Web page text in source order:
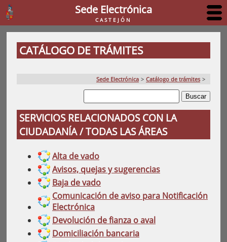
Sede Electrónica
CASTEJÓN
CATÁLOGO DE TRÁMITES
Sede Electrónica > Catálogo de trámites >
SERVICIOS RELACIONADOS CON LA
CIUDADANÍA / TODAS LAS ÁREAS
Alta de vado
Avisos, quejas y sugerencias
Baja de vado
Comunicación de aviso para Notificación
Electrónica
Devolución de fianza o aval
Domiciliación bancaria